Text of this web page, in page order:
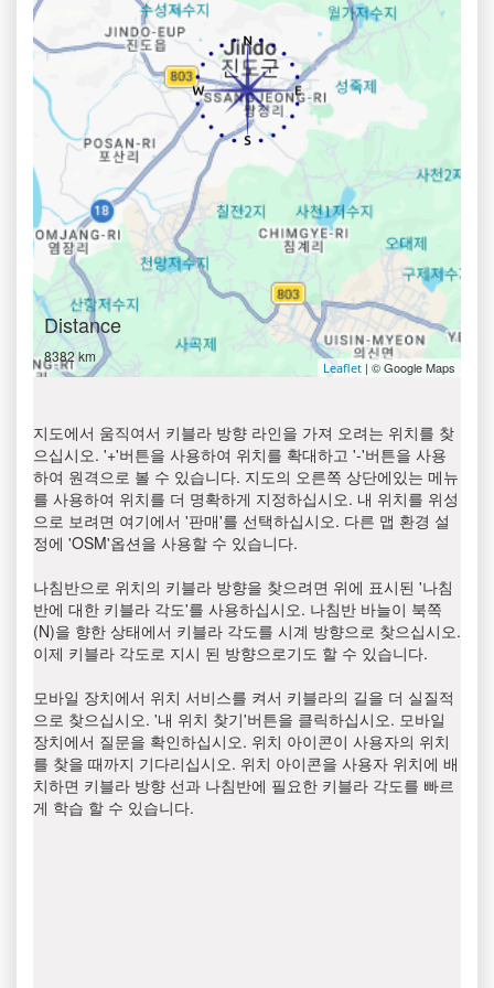
Distance
8382 km
Leaflet | © Google Maps
지도에서 움직여서 키블라 방향 라인을 가져 오려는 위치를 찾
으십시오. '+'버튼을 사용하여 위치를 확대하고 '-'버튼을 사용
하여 원격으로 볼 수 있습니다. 지도의 오른쪽 상단에있는 메뉴
를 사용하여 위치를 더 명확하게 지정하십시오. 내 위치를 위성
으로 보려면 여기에서 '판매'를 선택하십시오. 다른 맵 환경 설
정에 'OSM'옵션을 사용할 수 있습니다.
나침반으로 위치의 키블라 방향을 찾으려면 위에 표시된 '나침
반에 대한 키블라 각도'를 사용하십시오. 나침반 바늘이 북쪽
(N)을 향한 상태에서 키블라 각도를 시계 방향으로 찾으십시오.
이제 키블라 각도로 지시 된 방향으로기도 할 수 있습니다.
모바일 장치에서 위치 서비스를 켜서 키블라의 길을 더 실질적
으로 찾으십시오. '내 위치 찾기'버튼을 클릭하십시오. 모바일
장치에서 질문을 확인하십시오. 위치 아이콘이 사용자의 위치
를 찾을 때까지 기다리십시오. 위치 아이콘을 사용자 위치에 배
치하면 키블라 방향 선과 나침반에 필요한 키블라 각도를 빠르
게 학습 할 수 있습니다.